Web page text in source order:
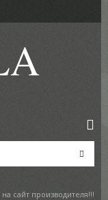
на сайт производителя!!!